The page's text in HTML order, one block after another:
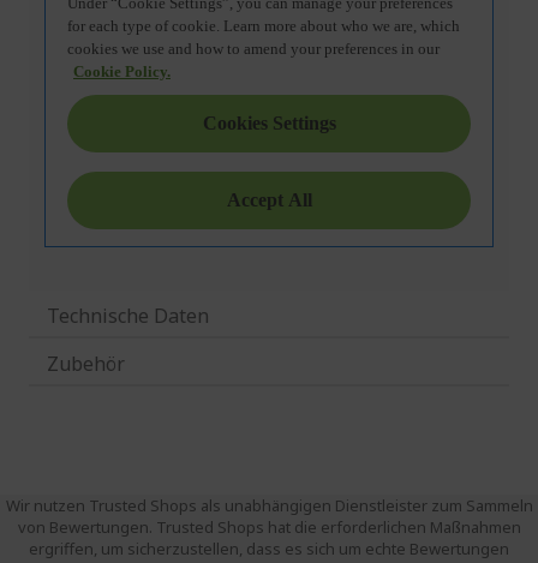
Technische Daten
Zubehör
Wir nutzen Trusted Shops als unabhängigen Dienstleister zum Sammeln
von Bewertungen. Trusted Shops hat die erforderlichen Maßnahmen
ergriffen, um sicherzustellen, dass es sich um echte Bewertungen